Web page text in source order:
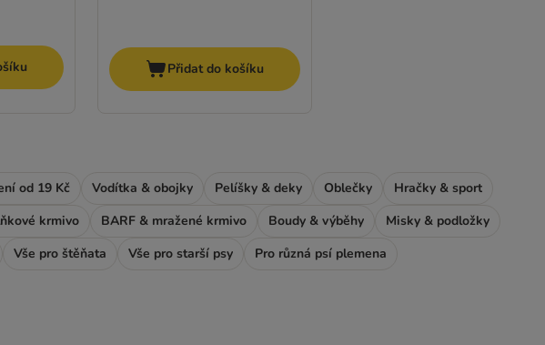
Přidat do košíku
od 19 Kč Vodítka & obojky Pelíšky & deky Oblečky
Hračky & sport
krmivo BARF & mražené krmivo Boudy & výběhy
Misky & podložky
Vše pro štěňata Vše pro starší psy
Pro různá psí plemena